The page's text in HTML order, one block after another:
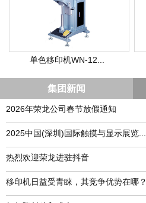
单色移印机WN-12...
集团新闻
2026年荣龙公司春节放假通知
​2025中国(深圳)国际触摸与显示展览...
热烈欢迎荣龙进驻抖音
移印机日益受青睐，其竞争优势在哪？